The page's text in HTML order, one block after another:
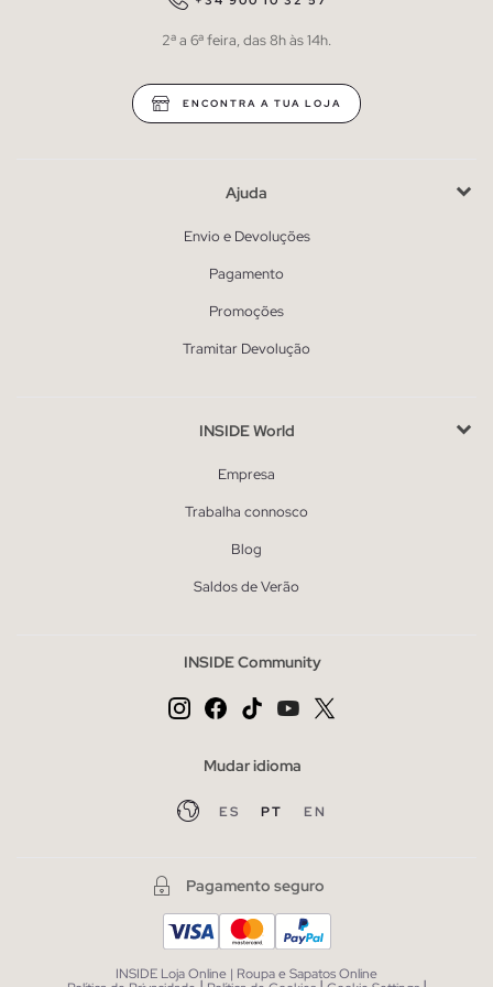
2ª a 6ª feira, das 8h às 14h.
ENCONTRA A TUA LOJA
Ajuda
Envio e Devoluções
Pagamento
Promoções
Tramitar Devolução
INSIDE World
Empresa
Trabalha connosco
Blog
Saldos de Verão
INSIDE Community
Mudar idioma
ES PT EN
Pagamento seguro
INSIDE Loja Online | Roupa e Sapatos Online